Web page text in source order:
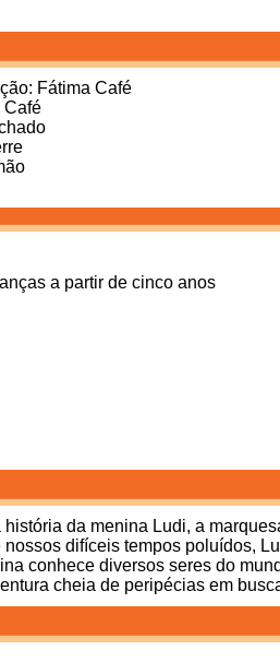
Fátima Café
Café
a partir de cinco anos
história da menina Ludi, a
difíceis tempos poluídos,
conhece diversos seres do
cheia de peripécias em